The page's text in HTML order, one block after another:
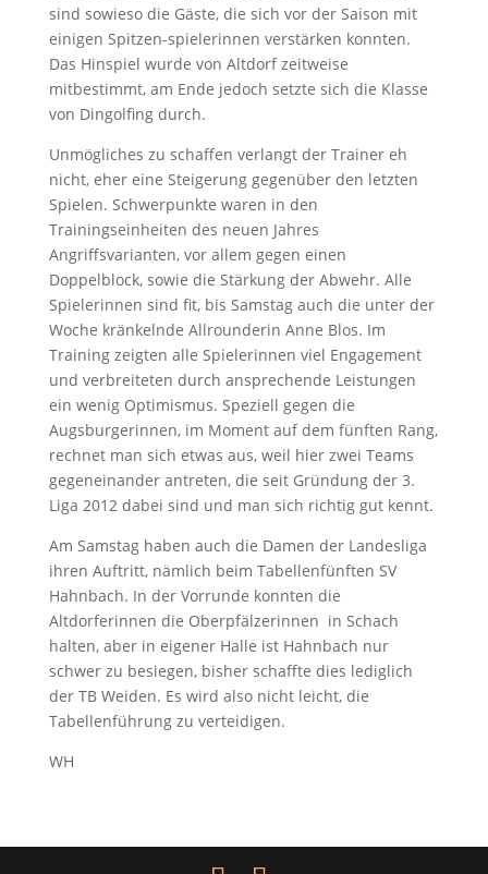
sind sowieso die Gäste, die sich vor der Saison mit
einigen Spitzen-spielerinnen verstärken konnten.
Das Hinspiel wurde von Altdorf zeitweise
mitbestimmt, am Ende jedoch setzte sich die Klasse
von Dingolfing durch.
Unmögliches zu schaffen verlangt der Trainer eh
nicht, eher eine Steigerung gegenüber den letzten
Spielen. Schwerpunkte waren in den
Trainingseinheiten des neuen Jahres
Angriffsvarianten, vor allem gegen einen
Doppelblock, sowie die Stärkung der Abwehr. Alle
Spielerinnen sind fit, bis Samstag auch die unter der
Woche kränkelnde Allrounderin Anne Blos. Im
Training zeigten alle Spielerinnen viel Engagement
und verbreiteten durch ansprechende Leistungen
ein wenig Optimismus. Speziell gegen die
Augsburgerinnen, im Moment auf dem fünften Rang,
rechnet man sich etwas aus, weil hier zwei Teams
gegeneinander antreten, die seit Gründung der 3.
Liga 2012 dabei sind und man sich richtig gut kennt.
Am Samstag haben auch die Damen der Landesliga
ihren Auftritt, nämlich beim Tabellenfünften SV
Hahnbach. In der Vorrunde konnten die
Altdorferinnen die Oberpfälzerinnen in Schach
halten, aber in eigener Halle ist Hahnbach nur
schwer zu besiegen, bisher schaffte dies lediglich
der TB Weiden. Es wird also nicht leicht, die
Tabellenführung zu verteidigen.
WH